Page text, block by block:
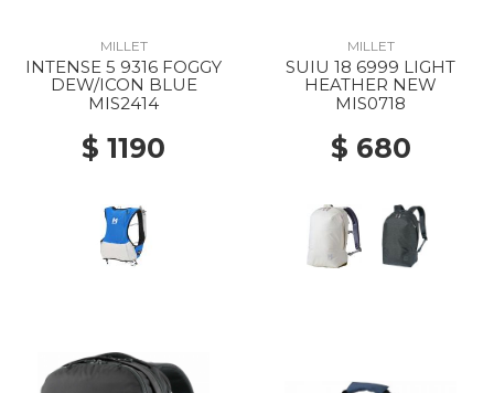
MILLET
INTENSE 5 9316 FOGGY
DEW/ICON BLUE
MIS2414
$ 1190
MILLET
SUIU 18 6999 LIGHT
HEATHER NEW
MIS0718
$ 680